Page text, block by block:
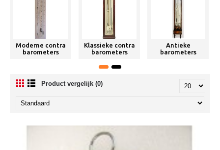
Moderne contra
barometers
Klassieke contra
barometers
Antieke
barometers
Product vergelijk (0)